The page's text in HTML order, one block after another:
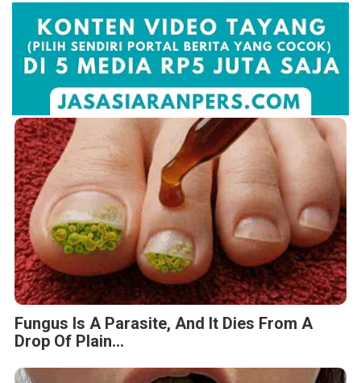
Fungus Is A Parasite, And It Dies From A
Drop Of Plain...